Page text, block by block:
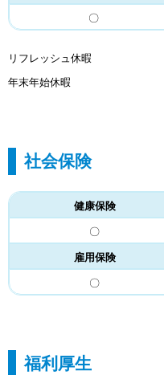
〇
リフレッシュ休暇
年末年始休暇
社会保険
健康保険
〇
雇用保険
〇
福利厚生